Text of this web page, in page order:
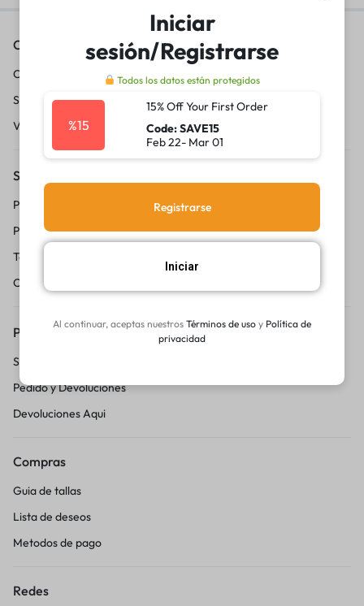
Contáctanos
Conviértete en vendedor
Sobre nosotros
Vende con 20lukas
Servicio al Cliente
Politica de privacidad
Preguntas frecuentes
Terminos y condicciones
Centro de Ayuda
Pedidos y Devoluciones
Seguimiento del pedido
Pedido y Devoluciones
Devoluciones Aqui
Compras
Guia de tallas
Lista de deseos
Metodos de pago
Redes
Iniciar
sesión/Registrarse
Todos los datos están protegidos
%15
15% Off Your First Order
Code: SAVE15
Feb 22- Mar 01
Registrarse
Iniciar
Al continuar, aceptas nuestros Términos de uso y Política de
privacidad